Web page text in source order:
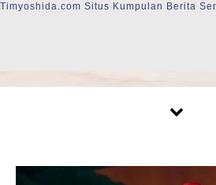
Timyoshida.com Situs Kumpulan Berita